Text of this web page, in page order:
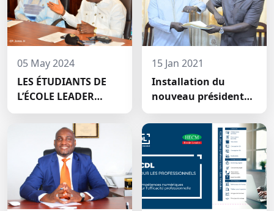
05 May 2024
LES ÉTUDIANTS DE
L’ÉCOLE LEADER
MOBILISENT UNE
SOMME DE 2.047.500
FCFA POUR LE FONDS
ZÉRO
PALU:DISCOURS DE
M. Halil BAKARY,
REPRESENTANT DES
15 Jan 2021
Installation du
nouveau président
du conseil
scientifique de HECM